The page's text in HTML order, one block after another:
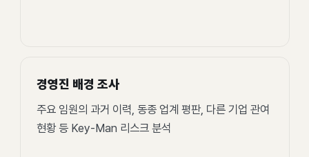
경영진 배경 조사
주요 임원의 과거 이력, 동종 업계 평판, 다른 기업 관여
현황 등 Key-Man 리스크 분석